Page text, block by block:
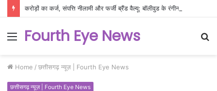
Menu
Fourth Eye News
Home / छत्तीसगढ़ न्यूज़ | Fourth Eye News
छत्तीसगढ़ न्यूज़ | Fourth Eye News